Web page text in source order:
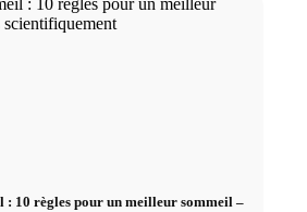
: 10 règles pour un meilleur sommeil –